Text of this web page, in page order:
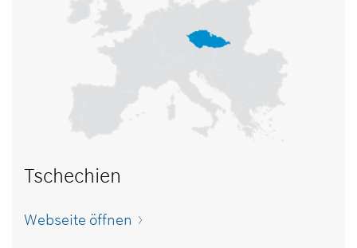
Tschechien
Webseite öffnen